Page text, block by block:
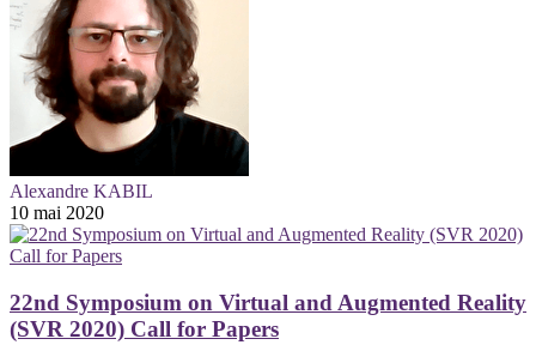
Alexandre KABIL
10 mai 2020
22nd Symposium on Virtual and Augmented Reality
(SVR 2020) Call for Papers